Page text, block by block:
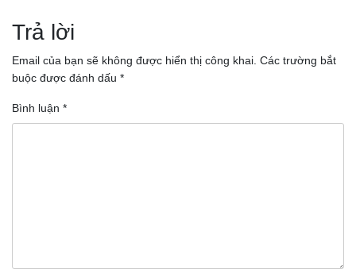
hướng
bài
viết
Trả lời
Email của bạn sẽ không được hiển thị công khai. Các trường bắt
buộc được đánh dấu *
Bình luận *